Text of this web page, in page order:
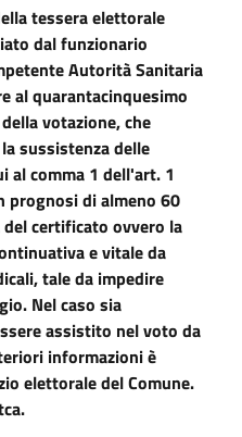
tessera elettorale
dal funzionario
Autorità Sanitaria
al quarantacinquesimo
votazione, che
sussistenza delle
al comma 1 dell'art. 1
prognosi di almeno 60
certificato ovvero la
e vitale da
tale da impedire
Nel caso sia
assistito nel voto da
informazioni è
elettorale del Comune.